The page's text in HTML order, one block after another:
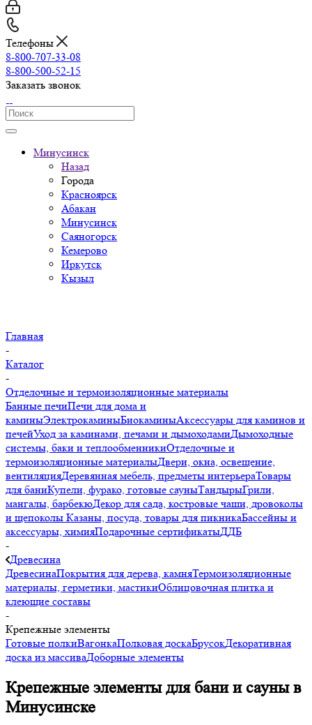
Телефоны
8-800-707-33-08
8-800-500-52-15
Заказать звонок
Минусинск
Назад
Города
Красноярск
Абакан
Минусинск
Саяногорск
Кемерово
Иркутск
Кызыл
Главная
-
Каталог
-
Отделочные и термоизоляционные материалы
Банные печиПечи для дома и
каминыЭлектрокаминыБиокаминыАксессуары для каминов и
печейУход за каминами, печами и дымоходамиДымоходные
системы, баки и теплообменникиОтделочные и
термоизоляционные материалыДвери, окна, освещение,
вентиляцияДеревянная мебель, предметы интерьераТовары
для баниКупели, фурако, готовые сауныТандырыГрили,
мангалы, барбекюДекор для сада, костровые чаши, дровоколы
и щепоколы Казаны, посуда, товары для пикникаБассейны и
аксессуары, химияПодарочные сертификатыДДБ
-
Древесина
ДревесинаПокрытия для дерева, камняТермоизоляционные
материалы, герметики, мастикиОблицовочная плитка и
клеющие составы
-
Крепежные элементы
Готовые полкиВагонкаПолковая доскаБрусокДекоративная
доска из массиваДоборные элементы
Крепежные элементы для бани и сауны в
Минусинске